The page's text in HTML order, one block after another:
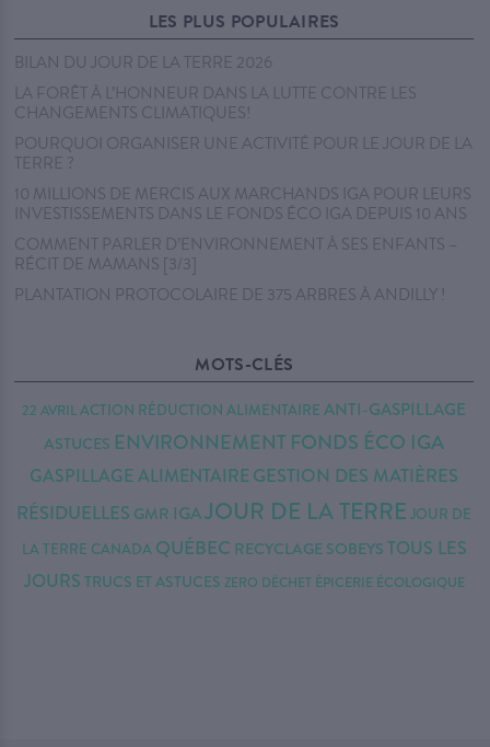
LES PLUS POPULAIRES
BILAN DU JOUR DE LA TERRE 2026
LA FORÊT À L’HONNEUR DANS LA LUTTE CONTRE LES
CHANGEMENTS CLIMATIQUES!
POURQUOI ORGANISER UNE ACTIVITÉ POUR LE JOUR DE LA
TERRE ?
10 MILLIONS DE MERCIS AUX MARCHANDS IGA POUR LEURS
INVESTISSEMENTS DANS LE FONDS ÉCO IGA DEPUIS 10 ANS
COMMENT PARLER D’ENVIRONNEMENT À SES ENFANTS –
RÉCIT DE MAMANS [3/3]
PLANTATION PROTOCOLAIRE DE 375 ARBRES À ANDILLY !
MOTS-CLÉS
22 AVRILACTION RÉDUCTION ALIMENTAIRE ANTI-GASPILLAGE
ASTUCES ENVIRONNEMENTFONDS ÉCO IGA
GASPILLAGE ALIMENTAIREGESTION DES MATIÈRES
RÉSIDUELLES GMR IGAJOUR DE LA TERRE JOUR DE
LA TERRE CANADA QUÉBEC RECYCLAGE SOBEYS TOUS LES
JOURS TRUCS ET ASTUCES ZERO DÉCHET ÉPICERIE ÉCOLOGIQUE